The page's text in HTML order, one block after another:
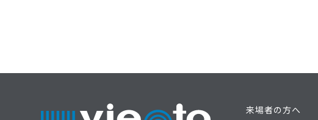
来場者の方へ